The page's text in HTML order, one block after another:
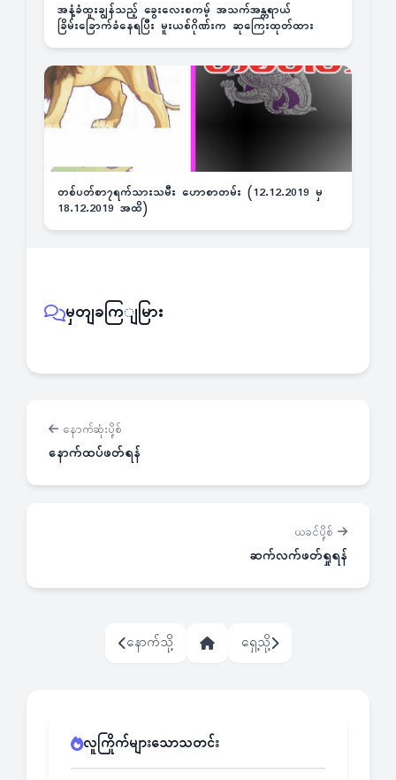
အနံ့ခံထူးချွန်သည့် ခွေးလေးစကမ့် အသက်အန္တရာယ်
ခြိမ်းခြောက်ခံနေရပြီး မူးယစ်ဂိုဏ်းက ဆုကြေးထုတ်ထား
တစ်ပတ်စာ၇ရက်သားသမီး ဟောစာတမ်း (12.12.2019 မှ
18.12.2019 အထိ)
မှတျခကြျမြား
နောက်ဆုံးပို့စ်
နောက်ထပ်ဖတ်ရန်
ယခင်ပို့စ်
ဆက်လက်ဖတ်ရှုရန်
နောက်သို့ ရှေ့သို့
လူကြိုက်များသောသတင်း